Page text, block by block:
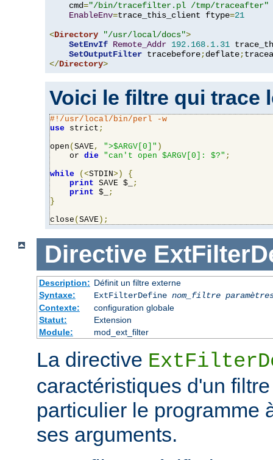
    cmd
="/bin/tracefilter.pl /tmp/traceafter"
EnableEnv=trace_this_client ftype=21
<Directory "/usr/local/docs">
SetEnvIf Remote_Addr 192.168. 1.31
SetOutputFilter tracebefore;deflate;
</Directory>
Voici le filtre qui trace
#!/usr/local/bin/perl -w
use strict ;
open ( SAVE, ">$ARGV[0]" )
    or
die "can't open $ARGV[0]: $?" ;
while
(<STDIN>)
{
print SAVE $_
;
print $_
;
}
close ( SAVE );
Directive
Description: Définit un filtre externe
Syntaxe:
ExtFilterDefine nom_filtre
Contexte:
configuration globale
Statut:
Extension
Module:
mod_ext_filter
La directive
caractéristiques d'un
particulier le programme
ses arguments.